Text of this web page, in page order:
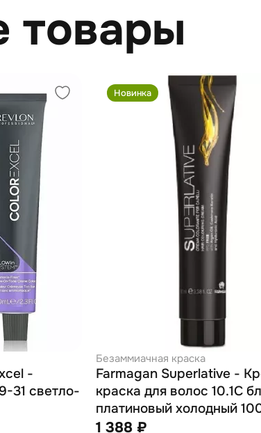
товары
-
31 светло-
Новинка
Безаммиачная краска
Farmagan Superlative -
краска для волос 10.1C
платиновый холодный
1 388 ₽